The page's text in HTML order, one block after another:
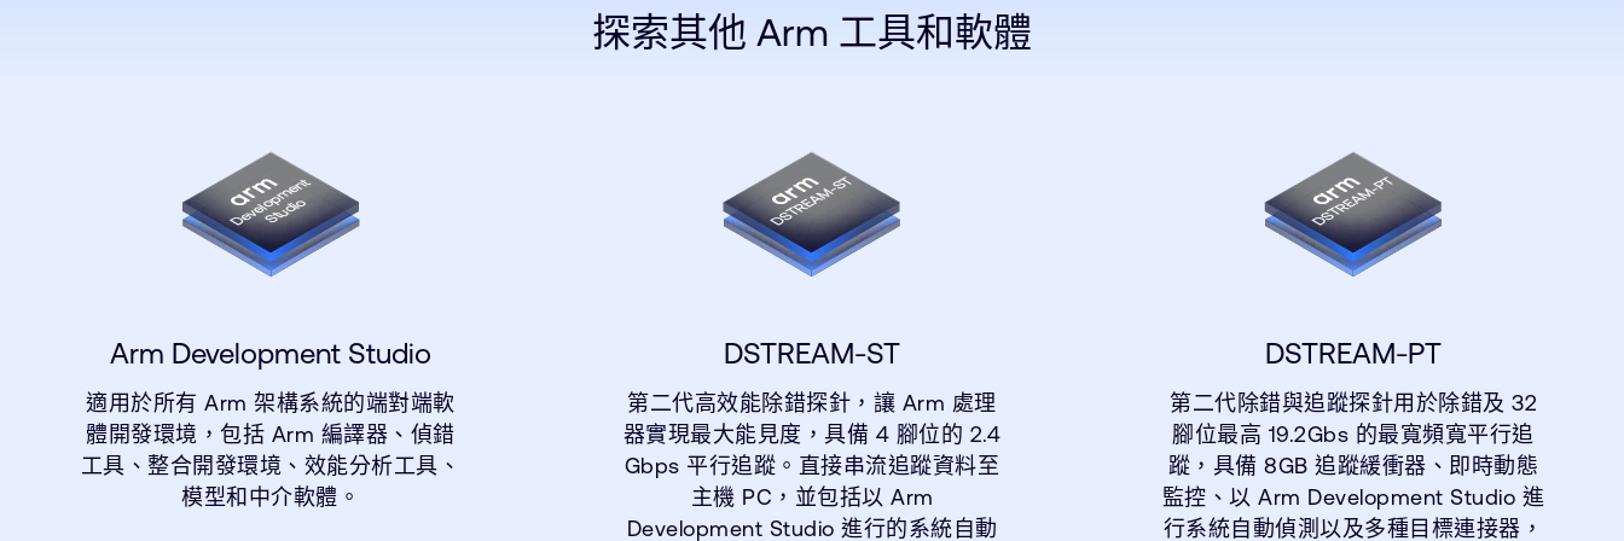
探索其他 Arm 工具和軟體
Arm Development Studio
適用於所有 Arm 架構系統的端對端軟
體開發環境，包括 Arm 編譯器、偵錯
工具、整合開發環境、效能分析工具、
模型和中介軟體。
DSTREAM-ST
第二代高效能除錯探針，讓 Arm 處理
器實現最大能見度，具備 4 腳位的 2.4
Gbps 平行追蹤。直接串流追蹤資料至
主機 PC，並包括以 Arm
Development Studio 進行的系統自動
DSTREAM-PT
第二代除錯與追蹤探針用於除錯及 32
腳位最高 19.2Gbs 的最寬頻寬平行追
蹤，具備 8GB 追蹤緩衝器、即時動態
監控、以 Arm Development Studio 進
行系統自動偵測以及多種目標連接器，